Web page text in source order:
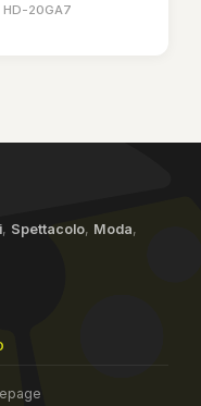
20GA7
, Spettacolo, Moda,